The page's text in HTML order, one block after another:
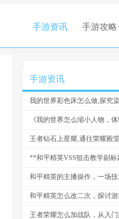
手游资讯 手游攻略
.
手游资讯
我的世界彩色床怎么做,探究
王者钻石上星耀,通往荣耀殿
和平精英怎么改二次，探讨
王者荣耀怎么加战队，从入